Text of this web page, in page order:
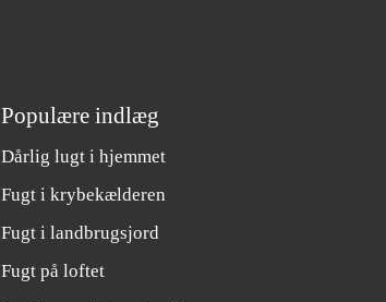
Populære indlæg
Dårlig lugt i hjemmet
Fugt i krybekælderen
Fugt i landbrugsjord
Fugt på loftet